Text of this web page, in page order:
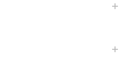
気に入っていただけて大変嬉し
す。 また、追加でのご購入を